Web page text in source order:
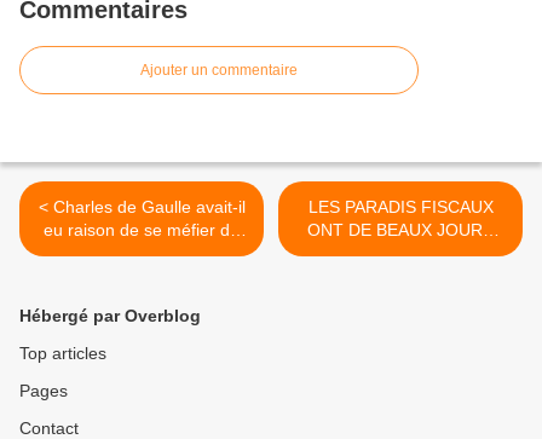
Commentaires
Ajouter un commentaire
< Charles de Gaulle avait-il
eu raison de se méfier de
ces « Îliens » d’Outre
LES PARADIS FISCAUX
ONT DE BEAUX JOURS
DEVANT EUX ! >
Hébergé par Overblog
Top articles
Pages
Contact